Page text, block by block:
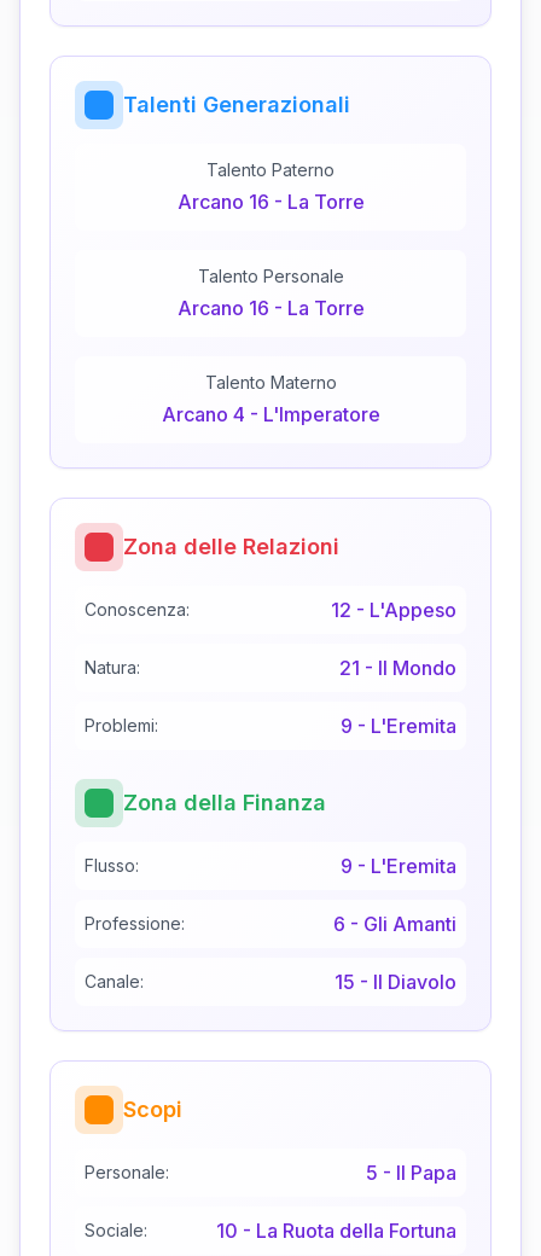
Talenti Generazionali
Talento Paterno
Arcano 16 - La Torre
Talento Personale
Arcano 16 - La Torre
Talento Materno
Arcano 4 - L'Imperatore
Zona delle Relazioni
Conoscenza: 12 - L'Appeso
Natura: 21 - Il Mondo
Problemi: 9 - L'Eremita
Zona della Finanza
Flusso: 9 - L'Eremita
Professione: 6 - Gli Amanti
Canale: 15 - Il Diavolo
Scopi
Personale: 5 - Il Papa
Sociale: 10 - La Ruota della Fortuna